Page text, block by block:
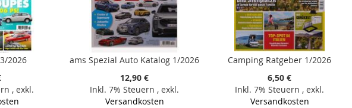
2026
, exkl.
ams Spezial Auto Katalog 1/2026
12,90 €
Inkl. 7% Steuern , exkl.
Versandkosten
Camping Ratgeber 1/2026
6,50 €
Inkl. 7% Steuern , exkl.
Versandkosten